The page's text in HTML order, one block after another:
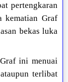
pertengkaran
kematian Graf
bekas luka
ini menuai
terlibat